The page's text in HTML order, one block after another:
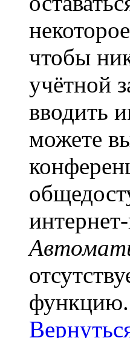
чтобы
учётной
вводить
можете
функцию.